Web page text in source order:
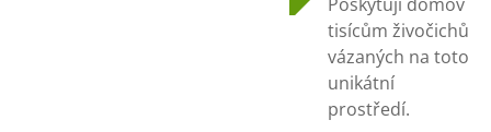
tisícům živočichů
vázaných na toto
unikátní
prostředí.